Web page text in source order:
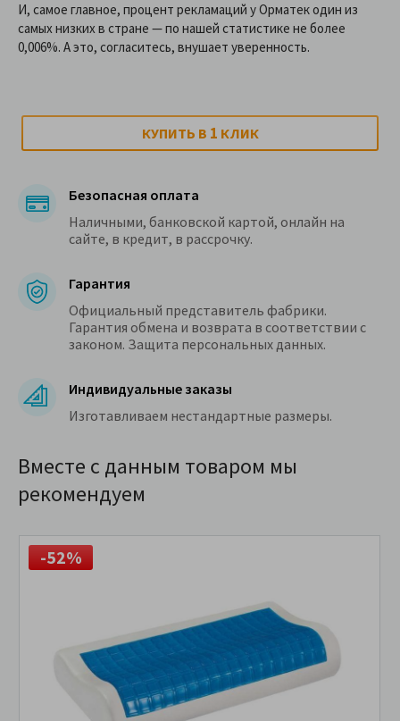
И, самое главное, процент рекламаций у Орматек один из
самых низких в стране — по нашей статистике не более
0,006%. А это, согласитесь, внушает уверенность.
КУПИТЬ В 1 КЛИК
Безопасная оплата
Наличными, банковской картой, онлайн на
сайте, в кредит, в рассрочку.
Гарантия
Официальный представитель фабрики.
Гарантия обмена и возврата в соответствии с
законом. Защита персональных данных.
Индивидуальные заказы
Изготавливаем нестандартные размеры.
Вместе с данным товаром мы
рекомендуем
-52%